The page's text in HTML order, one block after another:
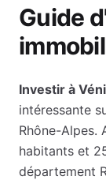
Guide
Investir à
intéressante
Rhône-Alpes.
habitants et
département